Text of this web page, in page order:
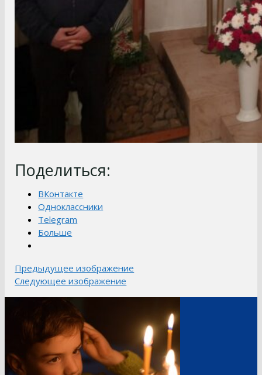
Поделиться:
ВКонтакте
Одноклассники
Telegram
Больше
Предыдущее изображение
Следующее изображение